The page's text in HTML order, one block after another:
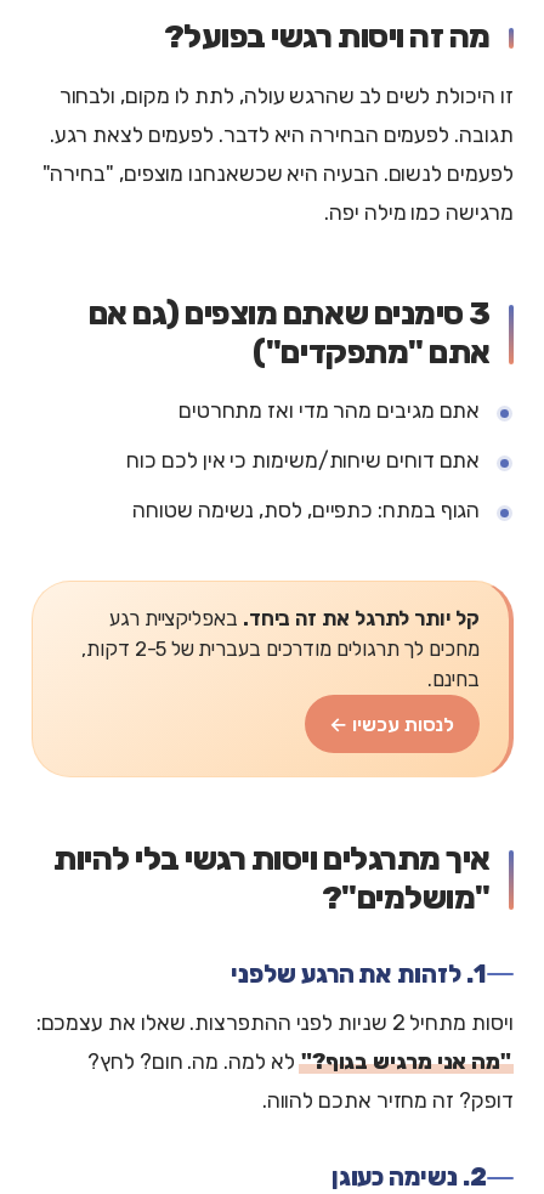
מה זה ויסות רגשי בפועל?
זו היכולת לשים לב שהרגש עולה, לתת לו מקום, ולבחור
תגובה. לפעמים הבחירה היא לדבר. לפעמים לצאת רגע.
לפעמים לנשום. הבעיה היא שכשאנחנו מוצפים, "בחירה"
מרגישה כמו מילה יפה.
3 סימנים שאתם מוצפים (גם אם
אתם "מתפקדים")
אתם מגיבים מהר מדי ואז מתחרטים
אתם דוחים שיחות/משימות כי אין לכם כוח
הגוף במתח: כתפיים, לסת, נשימה שטוחה
קל יותר לתרגל את זה ביחד. באפליקציית רגע
מחכים לך תרגולים מודרכים בעברית של 2-5 דקות,
בחינם.
לנסות עכשיו ←
איך מתרגלים ויסות רגשי בלי להיות
"מושלמים"?
1. לזהות את הרגע שלפני
ויסות מתחיל 2 שניות לפני ההתפרצות. שאלו את עצמכם:
"מה אני מרגיש בגוף?"לא למה. מה. חום? לחץ?
דופק? זה מחזיר אתכם להווה.
2. נשימה כעוגן